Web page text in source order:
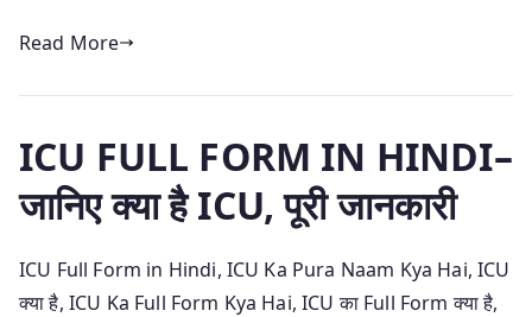
Read More
ICU FULL FORM IN HINDI–
जानिए क्या है ICU, पूरी जानकारी
ICU Full Form in Hindi, ICU Ka Pura Naam Kya Hai, ICU
क्या है, ICU Ka Full Form Kya Hai, ICU का Full Form क्या है,